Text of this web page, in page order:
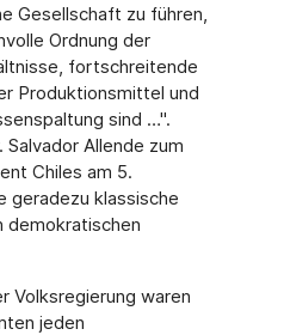
Gesellschaft zu führen,
Ordnung der
fortschreitende
Produktionsmittel und
sind …".
Allende zum
Chiles am 5.
geradezu klassische
demokratischen
Volksregierung waren
jeden